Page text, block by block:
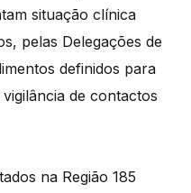
situação clínica
pelas Delegações de
definidos para
de contactos
na Região 185